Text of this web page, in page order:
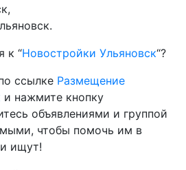
к “Новостройки Ульяновск“?
ссылке Размещение
и нажмите кнопку
объявлениями и группой
чтобы помочь им в
ищут!